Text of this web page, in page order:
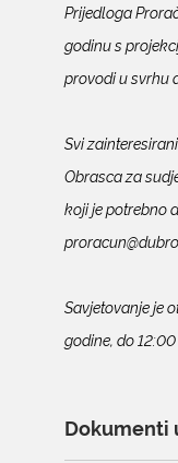
Prijedloga
godinu s
provodi u svrhu
Svi
Obrasca za
koji je potrebno
Savjetovanje je
godine, do 12:00
Dokumenti